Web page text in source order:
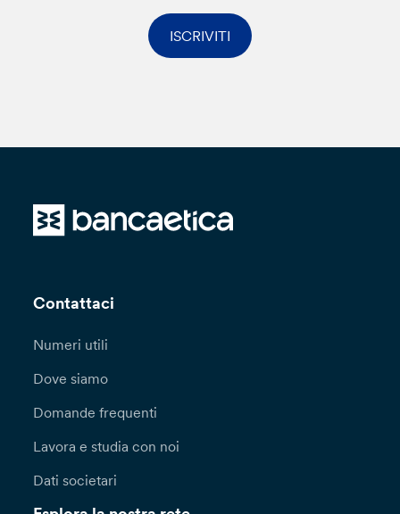
ISCRIVITI
Contattaci
Numeri utili
Dove siamo
Domande frequenti
Lavora e studia con noi
Dati societari